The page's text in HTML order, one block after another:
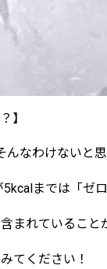
】
なわけないと思
までは「ゼ
まれていること
てください！